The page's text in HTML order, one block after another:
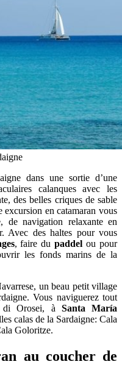
dans une sortie d’une
calanques avec les
des belles criques de sable
en catamaran vous
de navigation relaxante en
Avec des haltes pour vous
, faire du paddel ou pour
les fonds marins de la
un beau petit village
Vous naviguerez tout
Orosei, à Santa María
calas de la Sardaigne: Cala
Goloritze.
au coucher de